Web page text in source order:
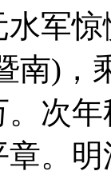
军
南)，
次
。